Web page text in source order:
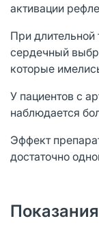
активации
При
сердечный
которые
У пациентов с
наблюдается
Эффект
достаточно
Показания